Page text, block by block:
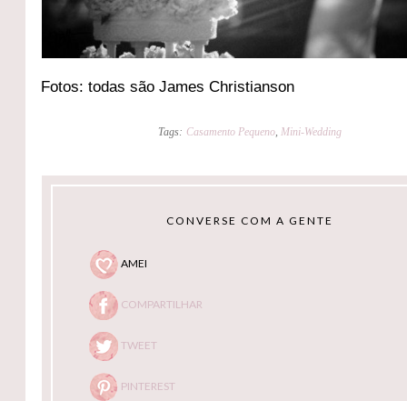
Fotos: todas são James Christianson
Tags: Casamento Pequeno, Mini-Wedding
CONVERSE COM A GENTE
AMEI
COMPARTILHAR
TWEET
PINTEREST